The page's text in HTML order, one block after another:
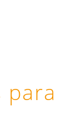
para